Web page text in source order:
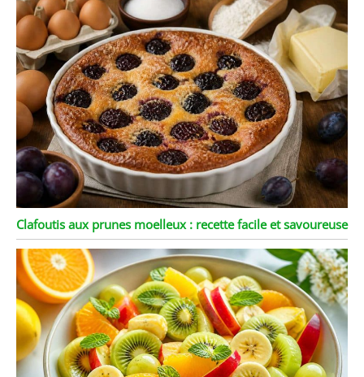
Clafoutis aux prunes moelleux : recette facile et savoureuse